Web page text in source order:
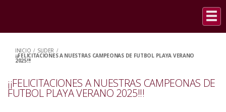
INICIO / SLIDER /
¡¡FELICITACIONES A NUESTRAS CAMPEONAS DE FUTBOL PLAYA VERANO
2025!!!
¡¡FELICITACIONES A NUESTRAS CAMPEONAS DE
FUTBOL PLAYA VERANO 2025!!!